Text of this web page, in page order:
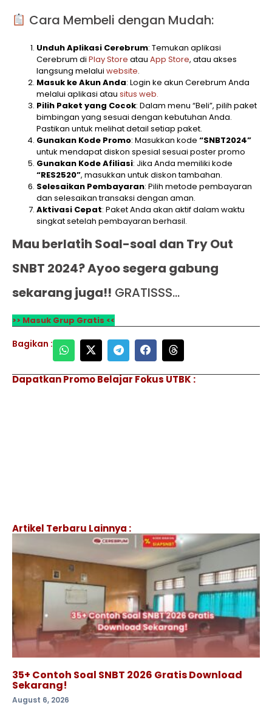
Cara Membeli dengan Mudah:
Unduh Aplikasi Cerebrum: Temukan aplikasi
Cerebrum di Play Store atau App Store, atau akses
langsung melalui website.
Masuk ke Akun Anda: Login ke akun Cerebrum Anda
melalui aplikasi atau situs web.
Pilih Paket yang Cocok: Dalam menu “Beli”, pilih paket
bimbingan yang sesuai dengan kebutuhan Anda.
Pastikan untuk melihat detail setiap paket.
Gunakan Kode Promo: Masukkan kode “SNBT2024”
untuk mendapat diskon spesial sesuai poster promo
Gunakan Kode Afiliasi: Jika Anda memiliki kode
“RES2520”, masukkan untuk diskon tambahan.
Selesaikan Pembayaran: Pilih metode pembayaran
dan selesaikan transaksi dengan aman.
Aktivasi Cepat: Paket Anda akan aktif dalam waktu
singkat setelah pembayaran berhasil.
Mau berlatih Soal-soal dan Try Out
SNBT 2024? Ayoo segera gabung
sekarang juga!! GRATISSS…
>> Masuk Grup Gratis <<
Bagikan :
Dapatkan Promo Belajar Fokus UTBK :
Artikel Terbaru Lainnya :
35+ Contoh Soal SNBT 2026 Gratis Download
Sekarang!
August 6, 2026